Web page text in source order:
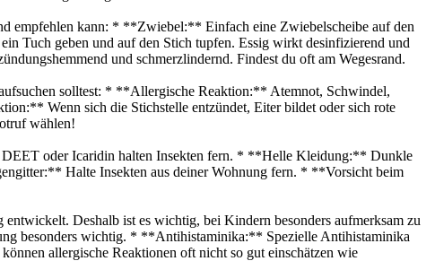
empfehlen kann: * **Zwiebel:** Einfach eine Zwiebelscheibe auf den
Tuch geben und auf den Stich tupfen. Essig wirkt desinfizierend und
und schmerzlindernd. Findest du oft am Wegesrand.
solltest: * **Allergische Reaktion:** Atemnot, Schwindel,
Wenn sich die Stichstelle entzündet, Eiter bildet oder sich rote
wählen!
DEET oder Icaridin halten Insekten fern. * **Helle Kleidung:** Dunkle
Halte Insekten aus deiner Wohnung fern. * **Vorsicht beim
Deshalb ist es wichtig, bei Kindern besonders aufmerksam zu
besonders wichtig. * **Antihistaminika:** Spezielle Antihistaminika
allergische Reaktionen oft nicht so gut einschätzen wie